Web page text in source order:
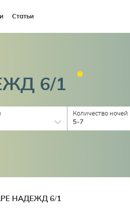
Статьи
6/1
Количество ночей
5-7
НАДЕЖД 6/1